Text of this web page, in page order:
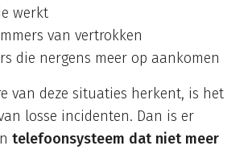
werkt
van vertrokken
die nergens meer op aankomen
van deze situaties herkent, is het
losse incidenten. Dan is er
telefoonsysteem dat niet meer